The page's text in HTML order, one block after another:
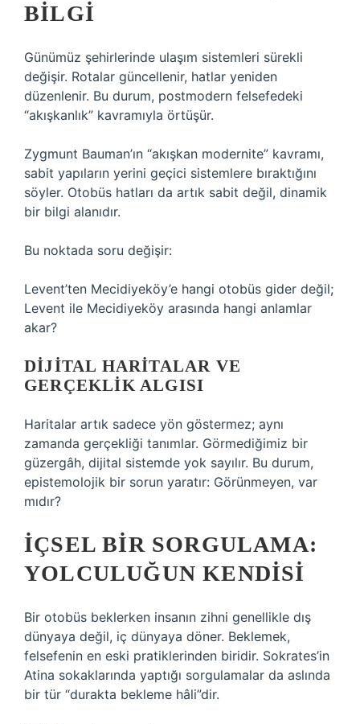
BILGI
Günümüz şehirlerinde ulaşım sistemleri sürekli
değişir. Rotalar güncellenir, hatlar yeniden
düzenlenir. Bu durum, postmodern felsefedeki
“akışkanlık” kavramıyla örtüşür.
Zygmunt Bauman’ın “akışkan modernite” kavramı,
sabit yapıların yerini geçici sistemlere bıraktığını
söyler. Otobüs hatları da artık sabit değil, dinamik
bir bilgi alanıdır.
Bu noktada soru değişir:
Levent’ten Mecidiyeköy’e hangi otobüs gider değil;
Levent ile Mecidiyeköy arasında hangi anlamlar
akar?
DIJITAL HARITALAR VE
GERÇEKLIK ALGISI
Haritalar artık sadece yön göstermez; aynı
zamanda gerçekliği tanımlar. Görmediğimiz bir
güzergâh, dijital sistemde yok sayılır. Bu durum,
epistemolojik bir sorun yaratır: Görünmeyen, var
mıdır?
İÇSEL BIR SORGULAMA:
YOLCULUĞUN KENDISI
Bir otobüs beklerken insanın zihni genellikle dış
dünyaya değil, iç dünyaya döner. Beklemek,
felsefenin en eski pratiklerinden biridir. Sokrates’in
Atina sokaklarında yaptığı sorgulamalar da aslında
bir tür “durakta bekleme hâli”dir.